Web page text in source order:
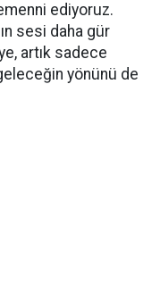
ediyoruz.
sesi daha gür
artık sadece
yönünü de